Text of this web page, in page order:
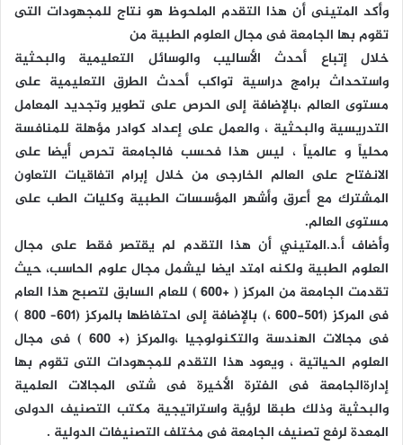
وأكد المتينى أن هذا التقدم الملحوظ هو نتاج للمجهودات التى
تقوم بها الجامعة فى مجال العلوم الطبية من
خلال إتباع أحدث الأساليب والوسائل التعليمية والبحثية
واستحداث برامج دراسية تواكب أحدث الطرق التعليمية على
مستوى العالم ،بالإضافة إلى الحرص على تطوير وتجديد المعامل
التدريسية والبحثية ، والعمل على إعداد كوادر مؤهلة للمنافسة
محلياً و عالمياً ، ليس هذا فحسب فالجامعة تحرص أيضا على
الانفتاح على العالم الخارجى من خلال إبرام اتفاقيات التعاون
المشترك مع أعرق وأشهر المؤسسات الطبية وكليات الطب على
مستوى العالم.
وأضاف أ.د.المتيني أن هذا التقدم لم يقتصر فقط على مجال
العلوم الطبية ولكنه امتد ايضا ليشمل مجال علوم الحاسب، حيث
تقدمت الجامعة من المركز ( +600 ) للعام السابق لتصبح هذا العام
فى المركز (501-600 ،) بالإضافة إلى احتفاظها بالمركز (601– 800 )
فى مجالات الهندسة والتكنولوجيا ،والمركز (+ 600 ) فى مجال
العلوم الحياتية ، ويعود هذا التقدم للمجهودات التى تقوم بها
إدارةالجامعة فى الفترة الأخيرة فى شتى المجالات العلمية
والبحثية وذلك طبقا لرؤية واستراتيجية مكتب التصنيف الدولى
المعدة لرفع تصنيف الجامعة فى مختلف التصنيفات الدولية .